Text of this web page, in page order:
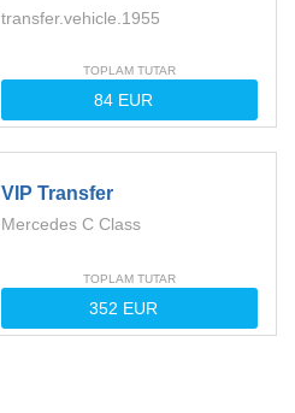
transfer.vehicle.1955
TOPLAM TUTAR
VIP Transfer
Mercedes C Class
TOPLAM TUTAR